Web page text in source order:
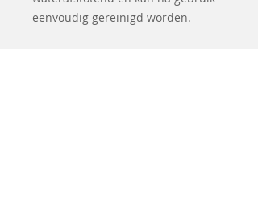
eenvoudig gereinigd worden.